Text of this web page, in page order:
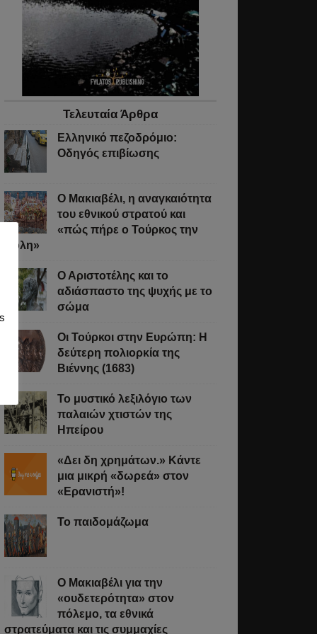
Τελευταία Άρθρα
Ελληνικό πεζοδρόμιο:
Οδηγός επιβίωσης
Ο Μακιαβέλι, η αναγκαιότητα
του εθνικού στρατού και
«πώς πήρε ο Τούρκος την
Πόλη»
Ο Αριστοτέλης και το
αδιάσπαστο της ψυχής με το
σώμα
Οι Τούρκοι στην Ευρώπη: Η
δεύτερη πολιορκία της
Βιέννης (1683)
Το μυστικό λεξιλόγιο των
παλαιών χτιστών της
Ηπείρου
«Δει δη χρημάτων.» Κάντε
μια μικρή «δωρεά» στον
«Ερανιστή»!
Το παιδομάζωμα
O Μακιαβέλι για την
«ουδετερότητα» στον
πόλεμο, τα εθνικά
στρατεύματα και τις συμμαχίες